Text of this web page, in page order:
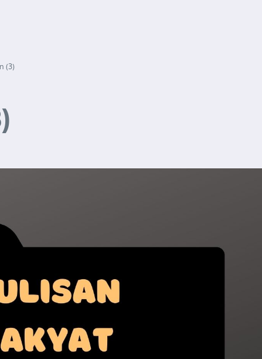
(3)